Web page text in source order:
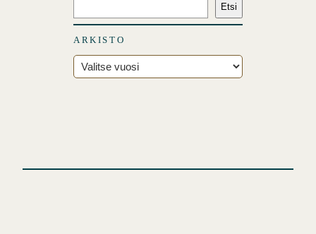
t
s
i
Etsi
ARKISTO
r